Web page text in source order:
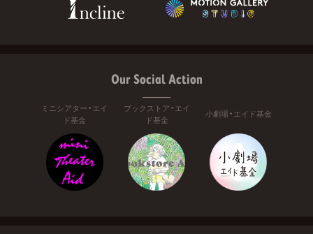
Our Social Action
ミニシアター・エイ
ド基金
ブックストア・エイ
ド基金
小劇場・エイド基金